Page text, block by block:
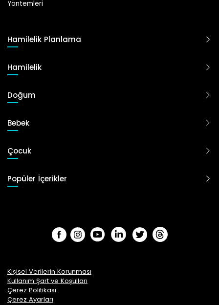
Hamilelik Planlama
Hamilelik
Doğum
Bebek
Çocuk
Popüler İçerikler
Kişisel Verilerin Korunması
Kullanım Şart ve Koşulları
Çerez Politikası
Çerez Ayarları